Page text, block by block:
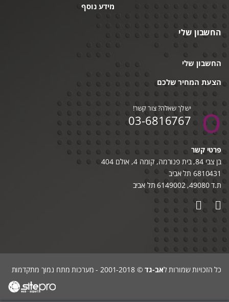
מידע נוסף
החשבון שלי
החשבון שלי
הצעת המחיר שלכם
יש לך שאלה? צור קשר!
03-6816767
פרטי קשר
בן צבי 84, בית פנורמה, קומה 4, אולם 404
6810431 תל אביב
ת.ד 49080, 6149002 תל אביב
כל הזכויות שמורות לאב-גד© 2001-2018 - מערכות מתח נמוך מתקדמות